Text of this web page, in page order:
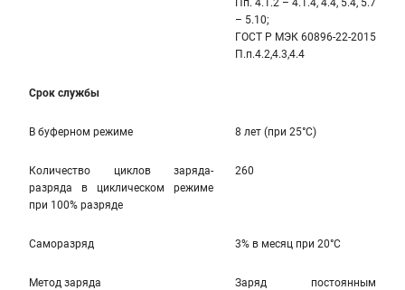
Пп. 4.1.2 – 4.1.4, 4.4, 5.4, 5.7
– 5.10;
ГОСТ Р МЭК 60896-22-2015
П.п.4.2,4.3,4.4
Срок службы
В буферном режиме 8 лет (при 25°С)
Количество циклов заряда-
разряда в циклическом режиме
при 100% разряде
260
Саморазряд 3% в месяц при 20°С
Метод заряда
Заряд постоянным